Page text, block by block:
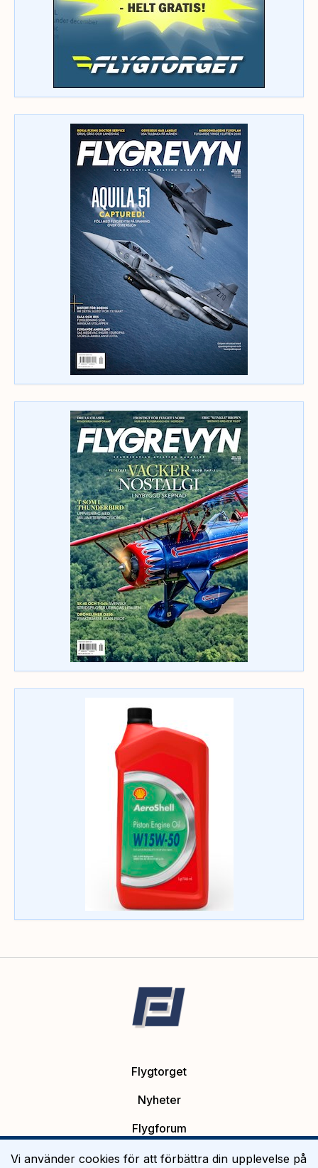
Flygtorget
Nyheter
Flygforum
Platsannonser
Vi använder cookies för att förbättra din upplevelse på